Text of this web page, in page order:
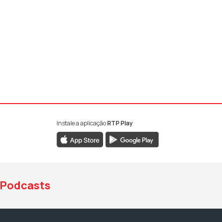
da RTP Antena 1
da RTP Antena 1
YouTube da RTP Antena 1
Instale a aplicaçãoRTP Play
Podcasts